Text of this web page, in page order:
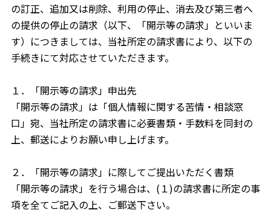
の訂正、追加又は削除、利用の停止、消去及び第三者へ
の提供の停止の請求（以下、「開示等の請求」といいま
す）につきましては、当社所定の請求書により、以下の
手続きにて対応させていただきます。
１．「開示等の請求」申出先
「開示等の請求」は「個人情報に関する苦情・相談窓
口」宛、当社所定の請求書に必要書類・手数料を同封の
上、郵送によりお願い申し上げます。
２．「開示等の請求」に際してご提出いただく書類
「開示等の請求」を行う場合は、(１)の請求書に所定の事
項を全てご記入の上、ご郵送下さい。